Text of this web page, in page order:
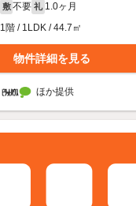
敷 不要 礼 1.0ヶ月
1階 / 1LDK / 44.7㎡
物件詳細を見る
ほか提供